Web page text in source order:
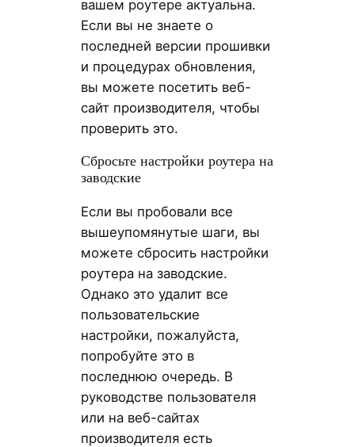
вашем роутере актуальна.
Если вы не знаете о
последней версии прошивки
и процедурах обновления,
вы можете посетить веб-
сайт производителя, чтобы
проверить это.
Сбросьте настройки роутера на
заводские
Если вы пробовали все
вышеупомянутые шаги, вы
можете сбросить настройки
роутера на заводские.
Однако это удалит все
пользовательские
настройки, пожалуйста,
попробуйте это в
последнюю очередь. В
руководстве пользователя
или на веб-сайтах
производителя есть